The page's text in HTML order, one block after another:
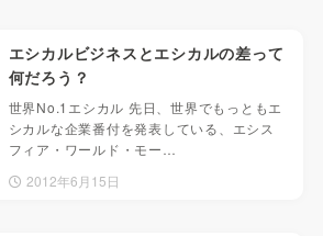
エシカルビジネスとエシカルの差って
何だろう？
世界No.1エシカル 先日、世界でもっともエ
シカルな企業番付を発表している、エシス
フィア・ワールド・モー…
2012年6月15日